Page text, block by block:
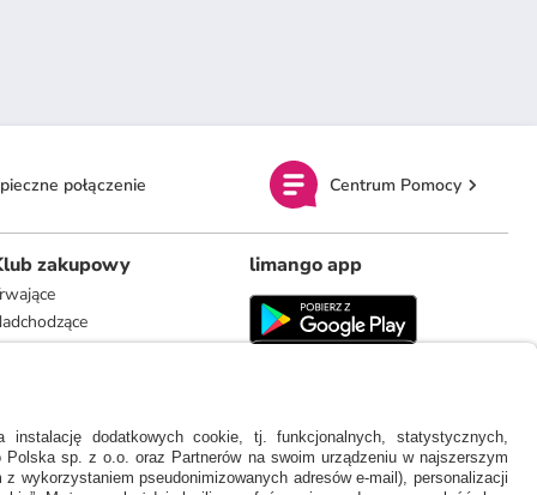
połączenie Centrum Pomocy
zakupowy limango app